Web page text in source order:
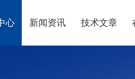
心 新闻资讯 技术文章